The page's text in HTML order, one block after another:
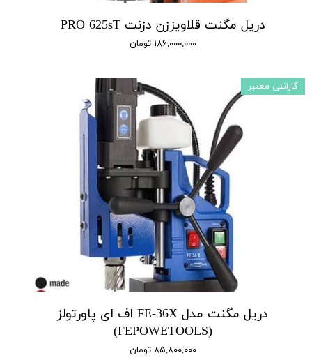
دریل مگنت قلاویززن دزنت PRO 625sT
۱۸۶,۰۰۰,۰۰۰ تومان
دریل مگنت مدل FE-36X اف ای پاورتولز
(FEPOWETOOLS)
۸۵,۸۰۰,۰۰۰ تومان
گارانتی معتبر